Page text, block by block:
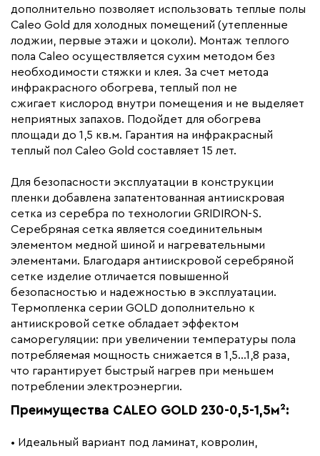
Ширина (мм) 500
Толщина (мм)
Длина установочного провода, м
Страна производства
Гарантия (год) 15
Срок службы(год)
Вес (кг)
дополнительно позволяет использовать теплые полы
Caleo Gold для холодных помещений (утепленные
лоджии, первые этажи и цоколи). Монтаж теплого
пола Caleo осуществляется сухим методом без
необходимости стяжки и клея. За счет метода
инфракрасного обогрева, теплый пол не
сжигает кислород внутри помещения и не выделяет
неприятных запахов. Подойдет для обогрева
площади до 1,5 кв.м. Гарантия на инфракрасный
теплый пол Caleo Gold составляет 15 лет.
Для безопасности эксплуатации в конструкции
пленки добавлена запатентованная антиискровая
сетка из серебра по технологии GRIDIRON-S.
Серебряная сетка является соединительным
элементом медной шиной и нагревательными
элементами. Благодаря антиискровой серебряной
сетке изделие отличается повышенной
безопасностью и надежностью в эксплуатации.
Термопленка серии GOLD дополнительно к
антиискровой сетке обладает эффектом
саморегуляции: при увеличении температуры пола
потребляемая мощность снижается в 1,5...1,8 раза,
что гарантирует быстрый нагрев при меньшем
потреблении электроэнергии.
Преимущества CALEO GOLD 230-0,5-1,5м²:
• Идеальный вариант под ламинат, ковролин,